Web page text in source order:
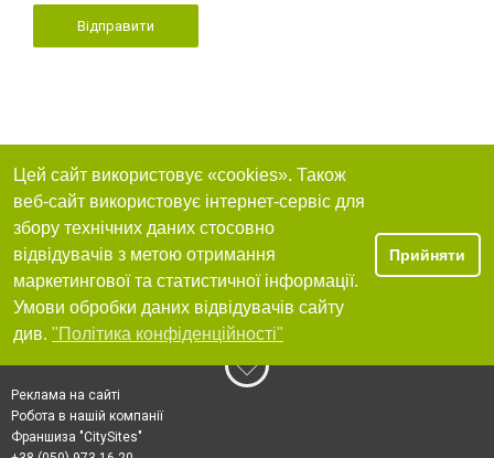
Відправити
Цей сайт використовує «cookies». Також
веб-сайт використовує інтернет-сервіс для
збору технічних даних стосовно
відвідувачів з метою отримання
маркетингової та статистичної інформації.
Умови обробки даних відвідувачів сайту
див. "Політика конфіденційності"
Прийняти
Реклама на сайті
Робота в нашій компанії
Франшиза "CitySites"